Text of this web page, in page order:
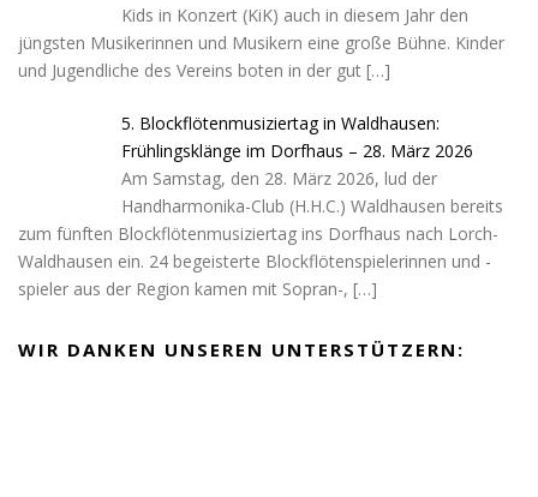
Kids in Konzert (KiK) auch in diesem Jahr den
jüngsten Musikerinnen und Musikern eine große Bühne. Kinder
und Jugendliche des Vereins boten in der gut […]
5. Blockflötenmusiziertag in Waldhausen:
Frühlingsklänge im Dorfhaus – 28. März 2026
Am Samstag, den 28. März 2026, lud der
Handharmonika-Club (H.H.C.) Waldhausen bereits
zum fünften Blockflötenmusiziertag ins Dorfhaus nach Lorch-
Waldhausen ein. 24 begeisterte Blockflötenspielerinnen und -
spieler aus der Region kamen mit Sopran-, […]
WIR DANKEN UNSEREN UNTERSTÜTZERN: